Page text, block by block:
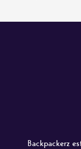
Backpackerz